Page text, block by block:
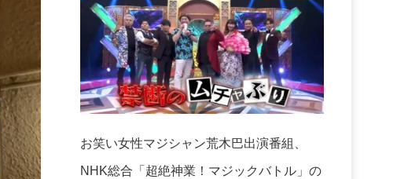
お笑い女性マジシャン荒木巴出演番組、
NHK総合「超絶神業！マジックバトル」の